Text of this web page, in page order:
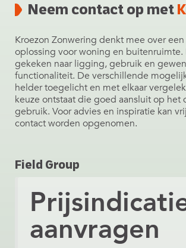
Neem contact op met
Kroezon Zonwering denkt mee over
oplossing voor woning en
gekeken naar ligging, gebruik en
functionaliteit. De verschillende
helder toegelicht en met elkaar
keuze ontstaat die goed aansluit op het
gebruik. Voor advies en inspiratie kan
contact worden opgenomen.
Field Group
aanvragen